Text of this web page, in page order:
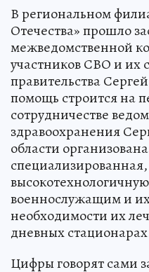
В региональном
Отечества» прошло
межведомственной
участников СВО и их
правительства
помощь строится на
сотрудничестве
здравоохранения
области
военнослужащим и
необходимости их
дневных
Цифры говорят сами